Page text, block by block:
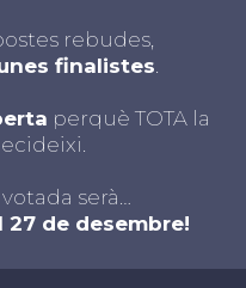
rebudes,
finalistes
perquè TOTA la
serà…
de desembre!